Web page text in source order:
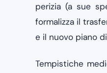
perizia (a sue
formalizza il
e il nuovo piano
Tempistiche